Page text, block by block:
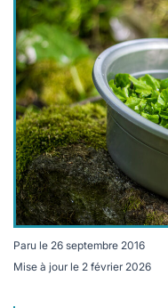
plus de recyclage
durables
de recyclage
responsables
douce
Paru le 26 septembre 2016
Mise à jour le 2 février 2026